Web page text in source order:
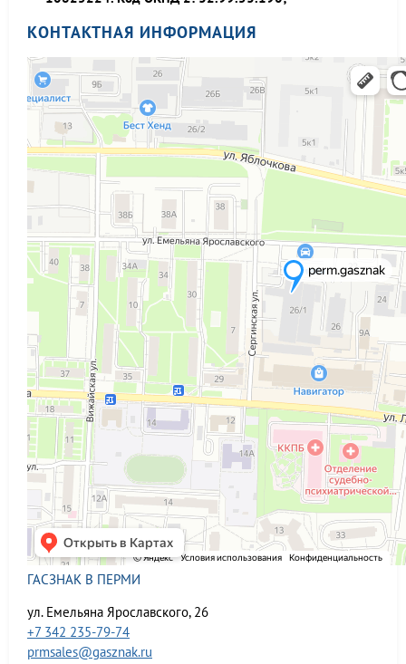
КОНТАКТНАЯ ИНФОРМАЦИЯ
ГАСЗНАК В ПЕРМИ
ул. Емельяна Ярославского, 26
+7 342 235-79-74
prmsales@gasznak.ru